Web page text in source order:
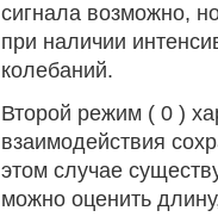
сигнала возможно,
при наличии
колебаний.
Второй режим ( 0 )
взаимодействия
этом случае
можно оценить